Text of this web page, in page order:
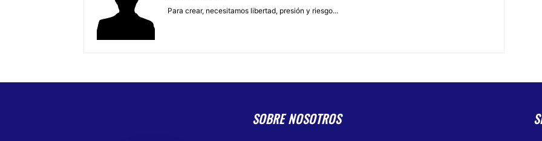
Para crear, necesitamos libertad, presión y riesgo...
SOBRE NOSOTROS